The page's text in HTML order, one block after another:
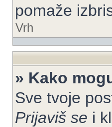
pomaže
Vrh
» Kako
Sve tvoje
Prijaviš se i